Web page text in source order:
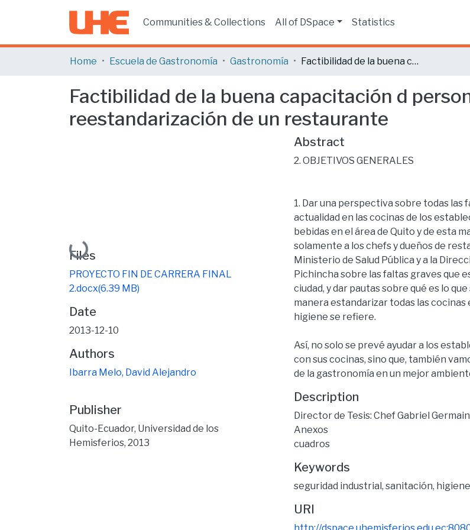
Communities & Collections All of DSpace Statistics
Home Escuela de Gastronomía Gastronomía Factibilidad de la buena capacitación d personal para la reestructuración y reestandarización de un restaurante
Factibilidad de la buena capacitación d
reestandarización de un restaurante
Loading...
Files
PROYECTO FIN DE CARRERA FINAL
2.docx(6.39 MB)
Date
2013-12-10
Authors
Ibarra Melo, David Alejandro
Publisher
Quito-Ecuador, Universidad de los
Hemisferios, 2013
Abstract
2. OBJETIVOS GENERALES
1. Dar una perspectiva sobre todas las
actualidad en las cocinas de los
bebidas en el área de Quito y de esta
solamente a los chefs y dueños de
Ministerio de Salud Pública y a la
Pichincha sobre las faltas graves que
ciudad, y dar pautas sobre qué es lo
manera estandarizar todas las cocinas
higiene se refiere.
Así, no solo se prevé ayudar a los
con sus cocinas, sino que, también
de la gastronomía en un mejor
Description
Director de Tesis: Chef Gabriel Germain
Anexos
cuadros
Keywords
seguridad industrial, sanitación, higiene
URI